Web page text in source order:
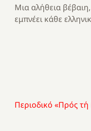
Μια αλήθεια
εμπνέει κάθε
Περιοδικό «Πρός τή